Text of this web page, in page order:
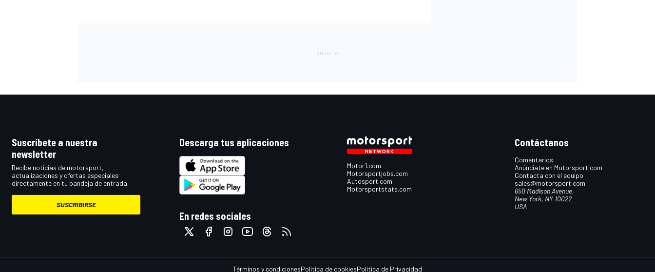
Suscríbete a nuestra
newsletter
Recibe noticias de motorsport,
actualizaciones y ofertas especiales
directamente en tu bandeja de entrada.
SUSCRIBIRSE
Descarga tus aplicaciones
En redes sociales
Motor1.com
Motorsportjobs.com
Autosport.com
Motorsportstats.com
Contáctanos
Comentarios
Anúnciate en Motorsport.com
Contacta con el equipo
sales@motorsport.com
650 Madison Avenue,
New York, NY 10022
USA
Términos y condicionesPolítica de cookiesPolítica de Privacidad